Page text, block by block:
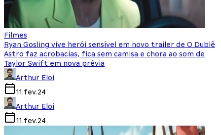
Filmes
Ryan Gosling vive herói sensível em novo trailer de O Dublê
Astro faz acrobacias, fica sem camisa e chora ao som de
Taylor Swift em nova prévia
Arthur Eloi
11.fev.24
Arthur Eloi
11.fev.24